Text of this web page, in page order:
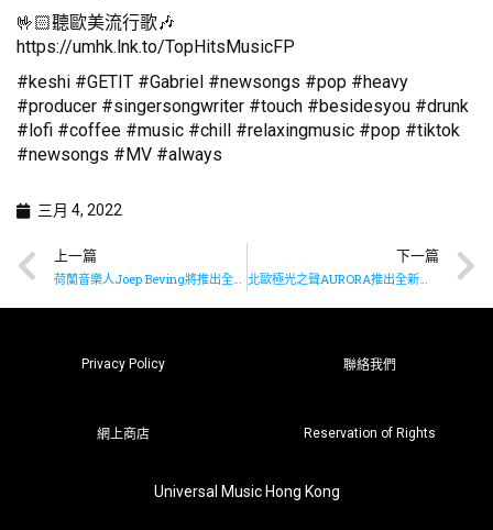
🤟🏻聽歐美流行歌🎶
https://umhk.lnk.to/TopHitsMusicFP
#keshi #GETIT #Gabriel #newsongs #pop #heavy
#producer #singersongwriter #touch #besidesyou #drunk
#lofi #coffee #music #chill #relaxingmusic #pop #tiktok
#newsongs #MV #always
三月 4, 2022
上一篇
荷蘭音樂人Joep Beving將推出全新鋼琴獨奏專輯《Hermetism》
下一篇
北歐極光之聲AURORA推出全新單曲《A Temporary High》
Privacy Policy 聯絡我們
網上商店 Reservation of Rights
Universal Music Hong Kong